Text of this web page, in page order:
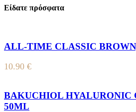
Είδατε πρόσφατα
ALL-TIME CLASSIC
10.90 €
BAKUCHIOL HYALURONIC
50ML